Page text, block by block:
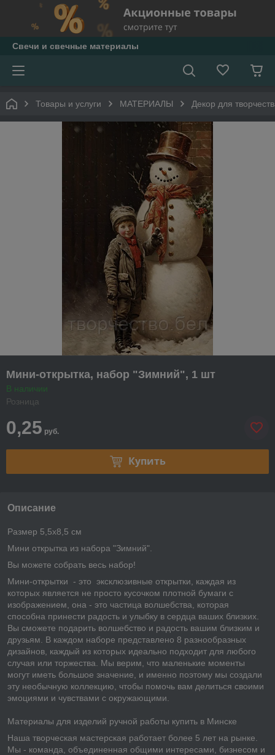
Свечи и свечные материалы
Товары и услуги МАТЕРИАЛЫ Декор для
Мини-открытка, набор "Зимний", 1 шт
В наличии
Розница
0,25 руб.
Купить
Описание
Размер 5,5х8,5 см
Мини открытка из набора "Зимний".
Вы можете собрать весь набор!
Мини-открытки - это эксклюзивные открытки, каждая из
которых является не просто кусочком плотной бумаги с
изображением, она - это частица волшебства, которая
способна принести радость и улыбку в сердца ваших близких.
Вы сможете подарить волшебство и радость вашим близким и
друзьям. В каждом наборе представлено 8 разнообразных
дизайнов, каждый из которых идеально подходит для любого
случая или торжества. Мы верим, что маленькие моменты
могут иметь большое значение, и именно поэтому мы создали
эту необычную коллекцию, чтобы помочь вам делиться своими
эмоциями и чувствами с окружающими.
Материалы для изделий ручной работы купить в Минске
Наша творческая мастерская работает более 5 лет на рынке.
Мы - команда, объединенная общими интересами, бизнесом и